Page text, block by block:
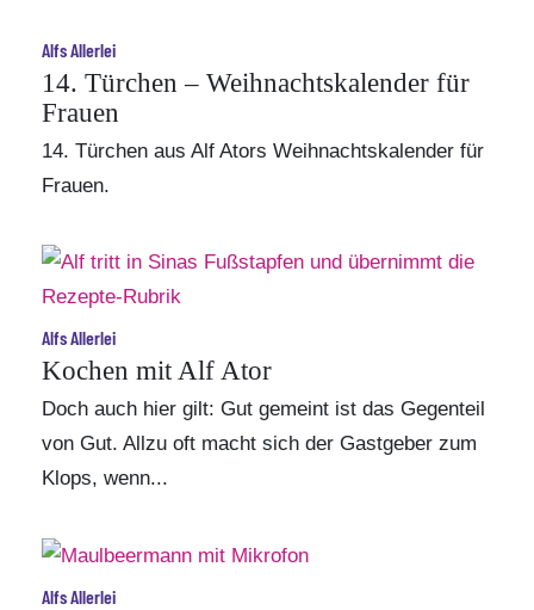
Alfs Allerlei
14. Türchen – Weihnachtskalender für
Frauen
14. Türchen aus Alf Ators Weihnachtskalender für
Frauen.
Alfs Allerlei
Kochen mit Alf Ator
Doch auch hier gilt: Gut gemeint ist das Gegenteil
von Gut. Allzu oft macht sich der Gastgeber zum
Klops, wenn...
Alfs Allerlei